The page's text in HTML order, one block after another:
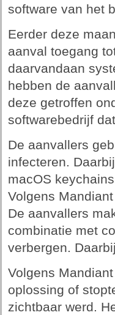
software van het
Eerder deze
aanval toegang
daarvandaan
hebben de
deze getroffen
softwarebedrijf
De aanvallers
infecteren.
macOS
Volgens
De aanvallers
combinatie met
verbergen.
Volgens
oplossing of
zichtbaar werd.